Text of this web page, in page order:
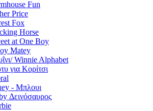
Fun
Price
Fox
Horse
at One Boy
Matey
Winnie Alphabet
για Κορίτσι
- Μπλουι
Δεινόσαυρος